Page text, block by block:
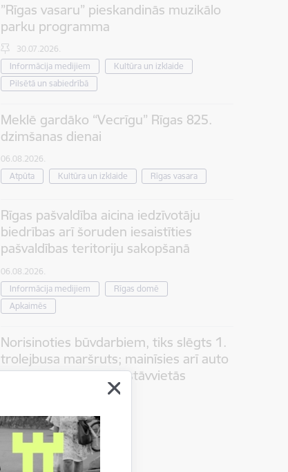
”Rīgas vasaru” pieskandinās muzikālo
parku programma
30.07.2026.
Informācija medijiem
Kultūra un izklaide
Pilsētā un sabiedrībā
Meklē gardāko “Vecrīgu” Rīgas 825.
dzimšanas dienai
06.08.2026.
Atpūta
Kultūra un izklaide Rīgas vasara
Rīgas pašvaldība aicina iedzīvotāju
biedrības arī šoruden iesaistīties
pašvaldības teritoriju sakopšanā
06.08.2026.
Informācija medijiem
Rīgas domē
Apkaimēs
Norisinoties būvdarbiem, tiks slēgts 1.
trolejbusa maršruts; mainīsies arī auto
novietošanas kārtība stāvvietās